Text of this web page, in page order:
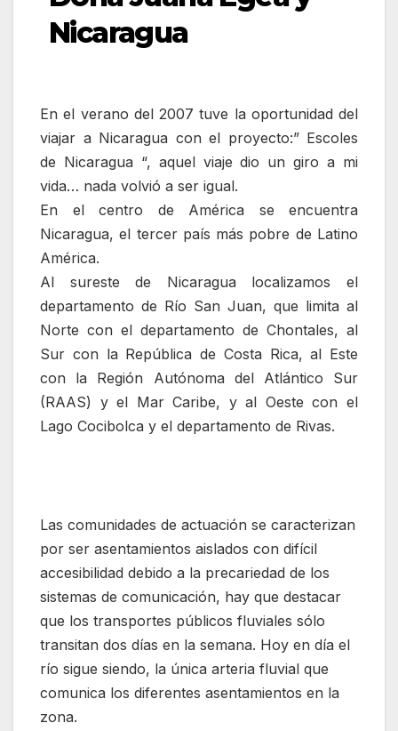
Nicaragua
En el verano del 2007 tuve la oportunidad del
viajar a Nicaragua con el proyecto:” Escoles
de Nicaragua “, aquel viaje dio un giro a mi
vida… nada volvió a ser igual.
En el centro de América se encuentra
Nicaragua, el tercer país más pobre de Latino
América.
Al sureste de Nicaragua localizamos el
departamento de Río San Juan, que limita al
Norte con el departamento de Chontales, al
Sur con la República de Costa Rica, al Este
con la Región Autónoma del Atlántico Sur
(RAAS) y el Mar Caribe, y al Oeste con el
Lago Cocibolca y el departamento de Rivas.
Las comunidades de actuación se caracterizan
por ser asentamientos aislados con difícil
accesibilidad debido a la precariedad de los
sistemas de comunicación, hay que destacar
que los transportes públicos fluviales sólo
transitan dos días en la semana. Hoy en día el
río sigue siendo, la única arteria fluvial que
comunica los diferentes asentamientos en la
zona.